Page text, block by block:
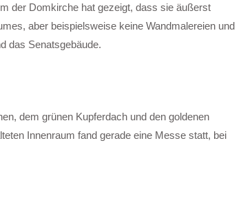
der Domkirche hat gezeigt, dass sie äußerst
aber beispielsweise keine Wandmalereien und
das Senatsgebäude.
dem grünen Kupferdach und den goldenen
Innenraum fand gerade eine Messe statt, bei